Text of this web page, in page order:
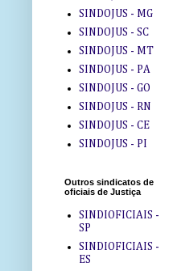
SINDOJUS - MG
SINDOJUS - SC
SINDOJUS - MT
SINDOJUS - PA
SINDOJUS - GO
SINDOJUS - RN
SINDOJUS - CE
SINDOJUS - PI
Outros sindicatos de
oficiais de Justiça
SINDIOFICIAIS -
SP
SINDIOFICIAIS -
ES